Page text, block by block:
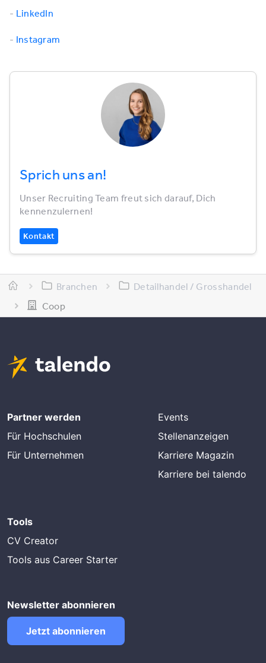
- LinkedIn
- Instagram
Sprich uns an!
Unser Recruiting Team freut sich darauf, Dich
kennenzulernen!
Kontakt
Branchen
Detailhandel / Grosshandel
Coop
Partner werden
Für Hochschulen
Für Unternehmen
Events
Stellenanzeigen
Karriere Magazin
Karriere bei talendo
Tools
CV Creator
Tools aus Career Starter
Newsletter abonnieren
Jetzt abonnieren